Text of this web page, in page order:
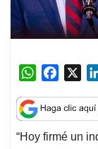
W
a
t
s
c
e
b
“Hoy firmé un